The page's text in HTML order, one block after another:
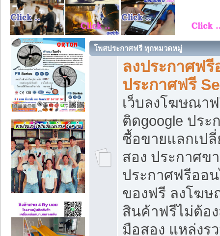
โพสประกาศฟรี ทุกหมวดหมู่
ลงประกาศฟ
ประกาศฟรี
เว็บลงโฆษณา
ติดgoogle ปร
ซื้อขายแลกเป
สอง ประกาศข
ประกาศฟรีออ
ของฟรี ลงโฆ
สินค้าฟรีไม่ต้อ
มือสอง แหล่งร